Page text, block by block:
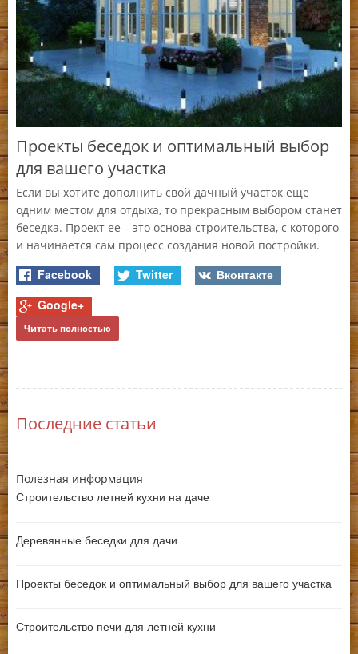
Проекты беседок и оптимальный выбор
для вашего участка
Если вы хотите дополнить свой дачный участок еще
одним местом для отдыха, то прекрасным выбором станет
беседка. Проект ее – это основа строительства, с которого
и начинается сам процесс создания новой постройки.
Facebook Twitter
Вконтакте
Google+
Читать полностью
Последние статьи
Полезная информация
Строительство летней кухни на даче
Деревянные беседки для дачи
Проекты беседок и оптимальный выбор для вашего участка
Строительство печи для летней кухни